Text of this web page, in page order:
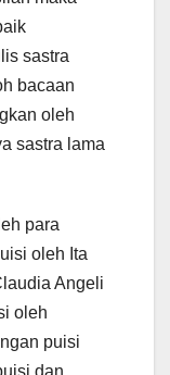
sastra
bacaan
oleh
sastra lama
para
oleh Ita
Angeli
oleh
puisi
dan